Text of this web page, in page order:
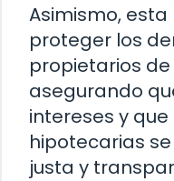
Asimismo,
proteger los
propietarios
asegurando
intereses y
hipotecarias
justa y